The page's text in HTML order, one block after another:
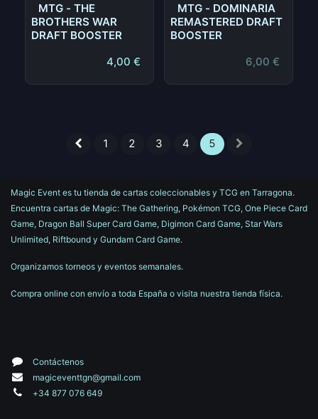
MTG - THE
BROTHERS WAR
DRAFT BOOSTER
4,00 €
MTG - DOMINARIA
REMASTERED DRAFT
BOOSTER
6,00 €
1 2 3 4 5
Magic Event es tu tienda de cartas coleccionables y TCG en Tarragona.
Encuentra cartas de Magic: The Gathering, Pokémon TCG, One Piece Card
Game, Dragon Ball Super Card Game, Digimon Card Game, Star Wars
Unlimited, Riftbound y Gundam Card Game.
Organizamos torneos y eventos semanales.
Compra online con envío a toda España o visita nuestra tienda física.
Contáctenos
magiceventtgn@gmail.com
+34 877 076 649